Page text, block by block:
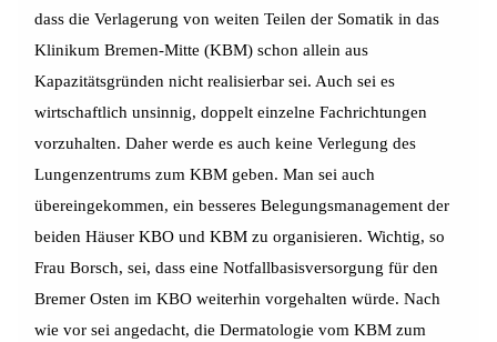
dass die Verlagerung von weiten Teilen der Somatik in das
Klinikum Bremen-Mitte (KBM) schon allein aus
Kapazitätsgründen nicht realisierbar sei. Auch sei es
wirtschaftlich unsinnig, doppelt einzelne Fachrichtungen
vorzuhalten. Daher werde es auch keine Verlegung des
Lungenzentrums zum KBM geben. Man sei auch
übereingekommen, ein besseres Belegungsmanagement der
beiden Häuser KBO und KBM zu organisieren. Wichtig, so
Frau Borsch, sei, dass eine Notfallbasisversorgung für den
Bremer Osten im KBO weiterhin vorgehalten würde. Nach
wie vor sei angedacht, die Dermatologie vom KBM zum